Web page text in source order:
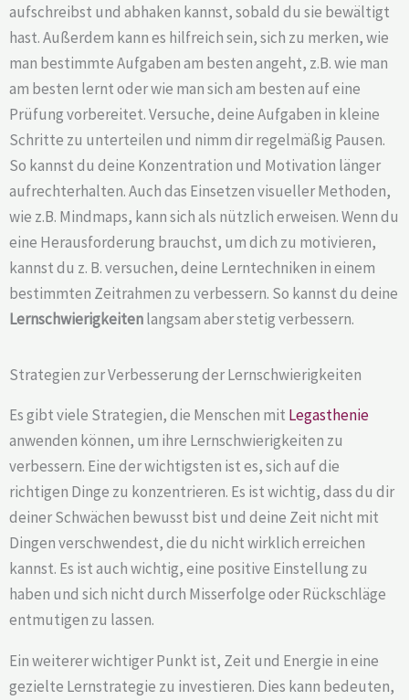
aufschreibst und abhaken kannst, sobald du sie bewältigt
hast. Außerdem kann es hilfreich sein, sich zu merken, wie
man bestimmte Aufgaben am besten angeht, z.B. wie man
am besten lernt oder wie man sich am besten auf eine
Prüfung vorbereitet. Versuche, deine Aufgaben in kleine
Schritte zu unterteilen und nimm dir regelmäßig Pausen.
So kannst du deine Konzentration und Motivation länger
aufrechterhalten. Auch das Einsetzen visueller Methoden,
wie z.B. Mindmaps, kann sich als nützlich erweisen. Wenn du
eine Herausforderung brauchst, um dich zu motivieren,
kannst du z. B. versuchen, deine Lerntechniken in einem
bestimmten Zeitrahmen zu verbessern. So kannst du deine
Lernschwierigkeitenlangsam aber stetig verbessern.
Strategien zur Verbesserung der Lernschwierigkeiten
Es gibt viele Strategien, die Menschen mit Legasthenie
anwenden können, um ihre Lernschwierigkeiten zu
verbessern. Eine der wichtigsten ist es, sich auf die
richtigen Dinge zu konzentrieren. Es ist wichtig, dass du dir
deiner Schwächen bewusst bist und deine Zeit nicht mit
Dingen verschwendest, die du nicht wirklich erreichen
kannst. Es ist auch wichtig, eine positive Einstellung zu
haben und sich nicht durch Misserfolge oder Rückschläge
entmutigen zu lassen.
Ein weiterer wichtiger Punkt ist, Zeit und Energie in eine
gezielte Lernstrategie zu investieren. Dies kann bedeuten,